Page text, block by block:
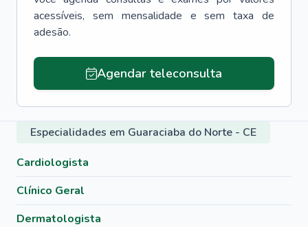
acessíveis, sem mensalidade e sem taxa de
adesão.
Agendar teleconsulta
Especialidades em Guaraciaba do Norte - CE
Cardiologista
Clínico Geral
Dermatologista